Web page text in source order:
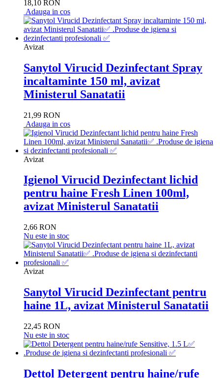
18,10 RON
Adauga in cos
Avizat
Sanytol Virucid Dezinfectant Spray
incaltaminte 150 ml, avizat
Ministerul Sanatatii
21,99 RON
Adauga in cos
Avizat
Igienol Virucid Dezinfectant lichid
pentru haine Fresh Linen 100ml,
avizat Ministerul Sanatatii
2,66 RON
Nu este in stoc
Avizat
Sanytol Virucid Dezinfectant pentru
haine 1L, avizat Ministerul Sanatatii
22,45 RON
Nu este in stoc
Dettol Detergent pentru haine/rufe